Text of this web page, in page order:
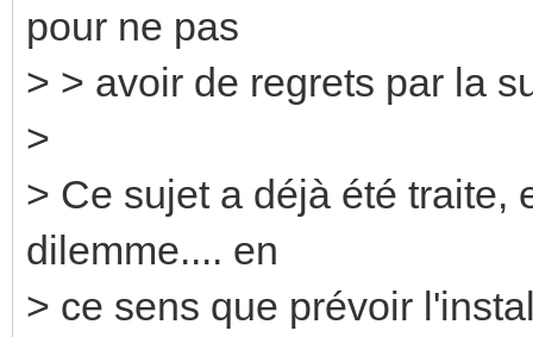
pour ne pas
> > avoir de regrets par la
>
> Ce sujet a déjà été traite,
dilemme.... en
> ce sens que prévoir